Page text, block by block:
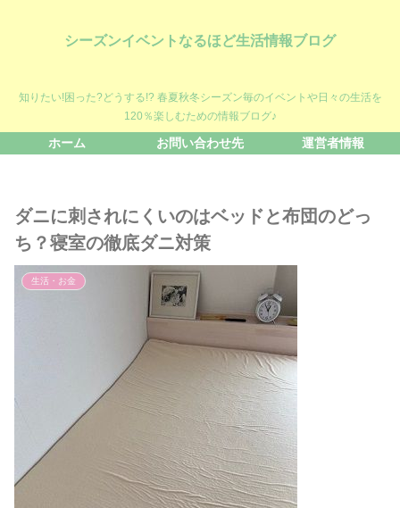
シーズンイベントなるほど生活情報ブログ
知りたい!困った?どうする!? 春夏秋冬シーズン毎のイベントや日々の生活を
120％楽しむための情報ブログ♪
ホーム お問い合わせ先 運営者情報
ダニに刺されにくいのはベッドと布団のどっ
ち？寝室の徹底ダニ対策
生活・お金